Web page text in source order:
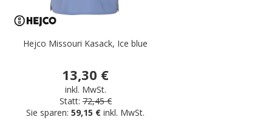
Hejco Missouri Kasack, Ice blue
13,30 €
inkl. MwSt.
Statt: 72,45 €
Sie sparen:59,15 € inkl. MwSt.